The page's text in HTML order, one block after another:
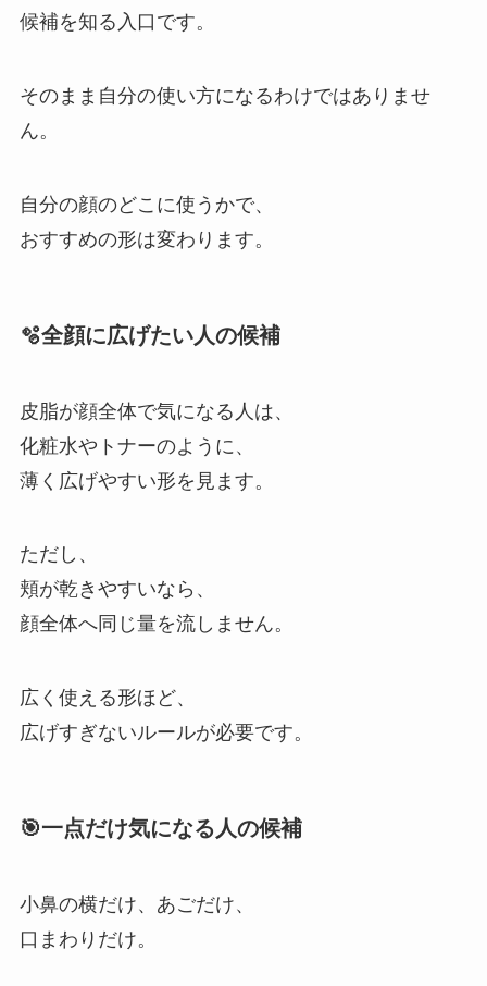
候補を知る入口です。
そのまま自分の使い方になるわけではありませ
ん。
自分の顔のどこに使うかで、
おすすめの形は変わります。
🫧全顔に広げたい人の候補
皮脂が顔全体で気になる人は、
化粧水やトナーのように、
薄く広げやすい形を見ます。
ただし、
頬が乾きやすいなら、
顔全体へ同じ量を流しません。
広く使える形ほど、
広げすぎないルールが必要です。
🎯一点だけ気になる人の候補
小鼻の横だけ、あごだけ、
口まわりだけ。